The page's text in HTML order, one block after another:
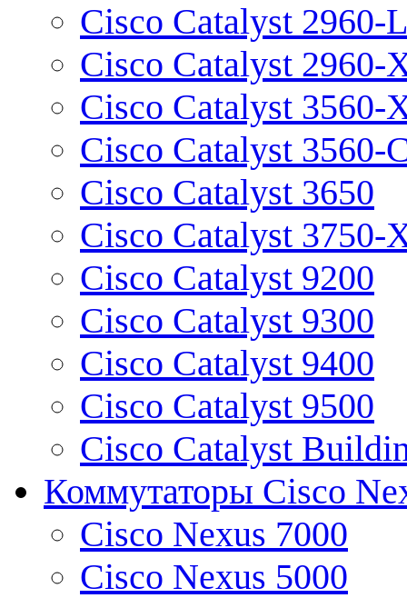
Cisco Catalyst 2960-L
Cisco Catalyst 2960-
Cisco Catalyst 3560-
Cisco Catalyst 3560-
Cisco Catalyst 3650
Cisco Catalyst 3750-
Cisco Catalyst 9200
Cisco Catalyst 9300
Cisco Catalyst 9400
Cisco Catalyst 9500
Cisco Catalyst
Коммутаторы Cisco
Cisco Nexus 7000
Cisco Nexus 5000